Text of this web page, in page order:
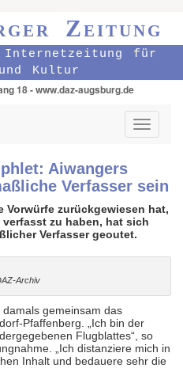
Zeitung
Internetzeitung für
Kultur
18 - www.daz-augsburg.de
Toggle
Aiwangers
Verfasser sein
Vorwürfe zurückgewiesen hat,
zu haben, hat sich
Verfasser geoutet.
Archiv
gemeinsam das
Pfaffenberg. „Ich bin der
Flugblattes“, so
„Ich distanziere mich in
Inhalt und bedauere sehr die